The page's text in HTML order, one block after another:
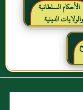
الأحكام السلطانية
والولايات الدينية